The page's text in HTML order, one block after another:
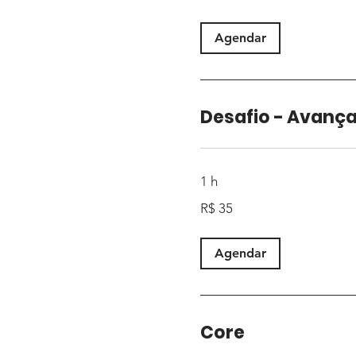
Agendar
Desafio -
1 h
Reais
brasileiros
R$ 35
Agendar
Core